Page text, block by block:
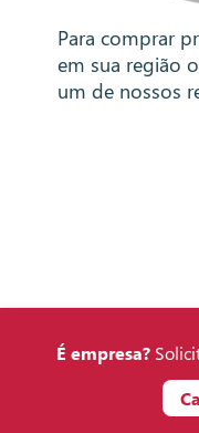
Para comprar
em sua região
um de nossos
É empresa?